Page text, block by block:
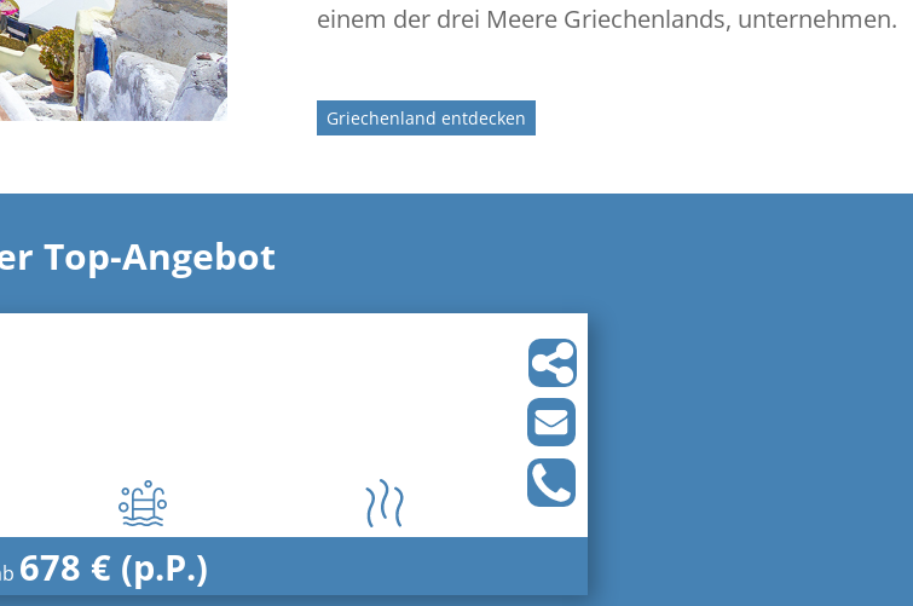
einem der drei Meere Griechenlands, unternehmen.
Griechenland entdecken
Top-Angebot
678 € (p.P.)